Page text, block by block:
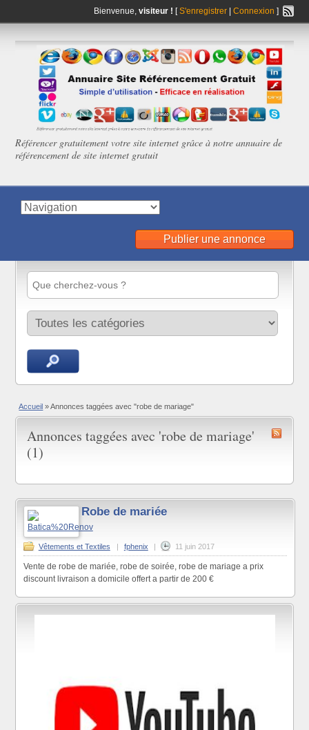
Bienvenue, visiteur ! [S'enregistrer| Connexion ]
Référencer gratuitement votre site internet grâce à notre annuaire de
référencement de site internet gratuit
Publier une annonce
Accueil » Annonces taggées avec "robe de mariage"
Annonces taggées avec 'robe de mariage'
(1)
Robe de mariée
Vêtements et Textiles fphenix 11 juin 2017
Vente de robe de mariée, robe de soirée, robe de mariage a prix
discount livraison a domicile offert a partir de 200 €